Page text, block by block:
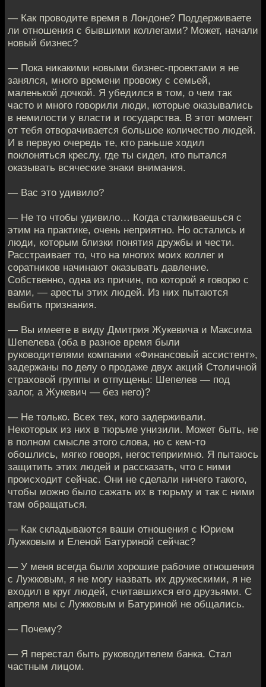
— Как проводите время в Лондоне? Поддерживаете
ли отношения с бывшими коллегами? Может, начали
новый бизнес?
— Пока никакими новыми бизнес-проектами я не
занялся, много времени провожу с семьей,
маленькой дочкой. Я убедился в том, о чем так
часто и много говорили люди, которые оказывались
в немилости у власти и государства. В этот момент
от тебя отворачивается большое количество людей.
И в первую очередь те, кто раньше ходил
поклоняться креслу, где ты сидел, кто пытался
оказывать всяческие знаки внимания.
— Вас это удивило?
— Не то чтобы удивило… Когда сталкиваешься с
этим на практике, очень неприятно. Но остались и
люди, которым близки понятия дружбы и чести.
Расстраивает то, что на многих моих коллег и
соратников начинают оказывать давление.
Собственно, одна из причин, по которой я говорю с
вами, — аресты этих людей. Из них пытаются
выбить признания.
— Вы имеете в виду Дмитрия Жукевича и Максима
Шепелева (оба в разное время были
руководителями компании «Финансовый ассистент»,
задержаны по делу о продаже двух акций Столичной
страховой группы и отпущены: Шепелев — под
залог, а Жукевич — без него)?
— Не только. Всех тех, кого задерживали.
Некоторых из них в тюрьме унизили. Может быть, не
в полном смысле этого слова, но с кем-то
обошлись, мягко говоря, негостеприимно. Я пытаюсь
защитить этих людей и рассказать, что с ними
происходит сейчас. Они не сделали ничего такого,
чтобы можно было сажать их в тюрьму и так с ними
там обращаться.
— Как складываются ваши отношения с Юрием
Лужковым и Еленой Батуриной сейчас?
— У меня всегда были хорошие рабочие отношения
с Лужковым, я не могу назвать их дружескими, я не
входил в круг людей, считавшихся его друзьями. С
апреля мы с Лужковым и Батуриной не общались.
— Почему?
— Я перестал быть руководителем банка. Стал
частным лицом.